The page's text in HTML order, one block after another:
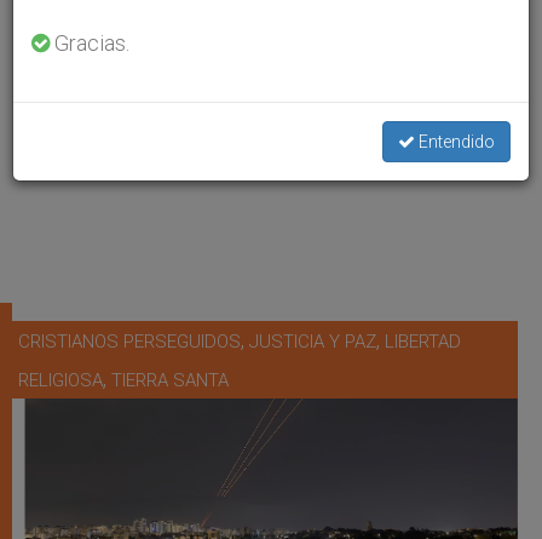
CRISTIANOS PERSEGUIDOS, JUSTICIA Y PAZ, LIBERTAD
RELIGIOSA, TIERRA SANTA
Gracias.
Entendido